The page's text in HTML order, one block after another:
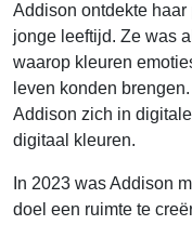
Addison ontdekte
jonge leeftijd. Ze was
waarop kleuren
leven konden
Addison zich in
digitaal kleuren.
In 2023 was Addison
doel een ruimte te